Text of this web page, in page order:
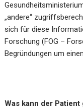
„andere“
sich für diese
Forschung (FOG –
Begründungen um
Was kann der